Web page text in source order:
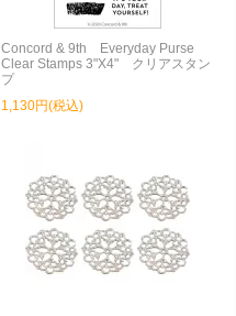
Concord & 9th Everyday Purse
Clear Stamps 3"X4" クリアスタン
プ
1,130円(税込)